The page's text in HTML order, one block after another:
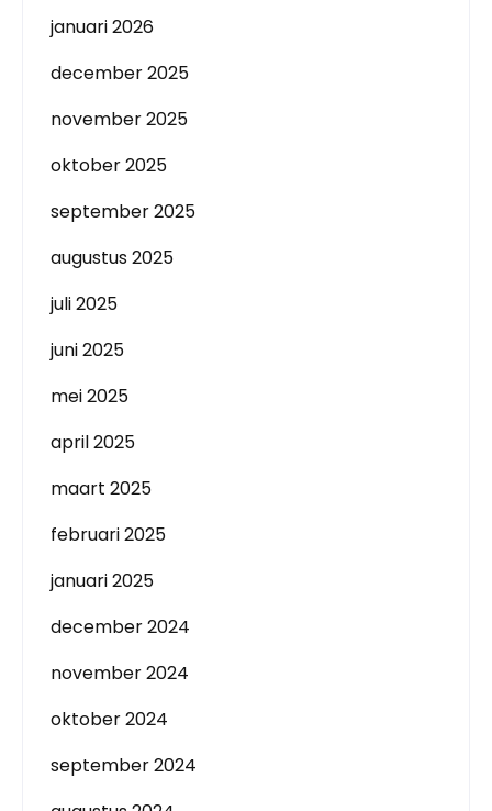
januari 2026
december 2025
november 2025
oktober 2025
september 2025
augustus 2025
juli 2025
juni 2025
mei 2025
april 2025
maart 2025
februari 2025
januari 2025
december 2024
november 2024
oktober 2024
september 2024